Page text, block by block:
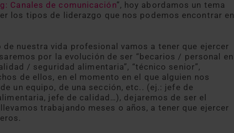
Canales de comunicación”, hoy abordamos un tema
los tipos de liderazgo que nos podemos encontrar en
de nuestra vida profesional vamos a tener que ejercer
por la evolución de ser “becarios / personal en
/ seguridad alimentaria”, “técnico senior”,
de ellos, en el momento en el que alguien nos
un equipo, de una sección, etc.. (ej.: jefe de
jefe de calidad…), dejaremos de ser el
trabajando meses o años, a tener que ejercer